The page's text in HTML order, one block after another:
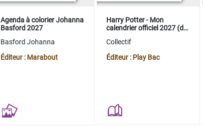
Agenda à colorier Johanna
Basford 2027
Basford Johanna
Éditeur : Marabout
Harry Potter - Mon
calendrier officiel 2027 (de
Collectif
Éditeur : Play Bac